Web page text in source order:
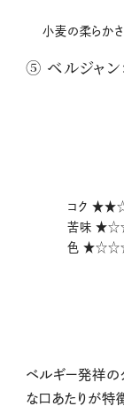
小麦の柔らか
⑤ ベルジャン
コク
苦味
色
ベルギー発祥の
な口あたりが特